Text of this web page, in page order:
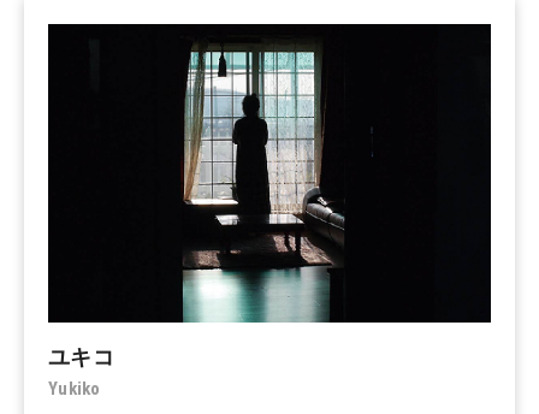
ユキコ
Yukiko